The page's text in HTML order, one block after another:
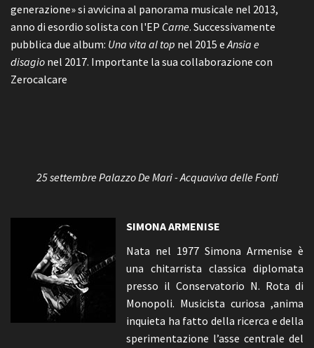
generazione» si avvicina al panorama musicale nel 2013,
anno di esordio solista con l'EP Carne. Successivamente
pubblica due album: Una vita al top nel 2015 eAnsia e
disagio nel 2017. Importante la sua collaborazione con
Zerocalcare
25 settembre Palazzo De Mari - Acquaviva delle Fonti
SIMONA ARMENISE
Nata nel 1977 Simona Armenise è
una chitarrista classica diplomata
presso il Conservatorio N. Rota di
Monopoli. Musicista curiosa ,anima
inquieta ha fatto della ricerca e della
sperimentazione l’asse centrale del